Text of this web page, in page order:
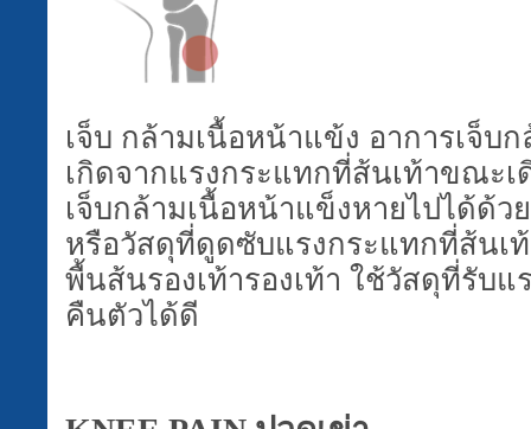
เจ็บ กล้ามเนื้อหน้าแข้ง อาการเจ็บ
เกิดจากแรงกระแทกที่ส้นเท้าขณะเ
เจ็บกล้ามเนื้อหน้าแข็งหายไปได้ด้ว
หรือวัสดุที่ดูดซับแรงกระแทกที่ส้นเ
พื้นส้นรองเท้ารองเท้า ใช้วัสดุที่รับแ
คืนตัวได้ดี